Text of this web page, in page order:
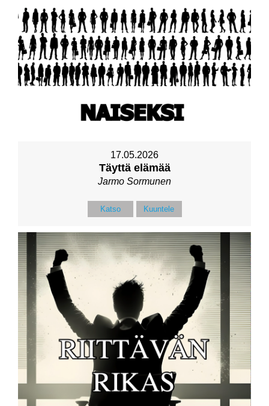
17.05.2026
Täyttä elämää
Jarmo Sormunen
Katso Kuuntele